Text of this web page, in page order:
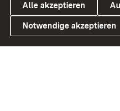
Link zum Landesportal
Alle akzeptieren
Notwendige akzeptieren